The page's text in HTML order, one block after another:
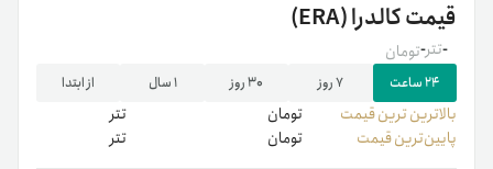
قیمتکالدرا
-تومان -تتر
۲۴ ساعت ۷ روز ۳۰ روز ۱ سال از ابتدا
بالاترین ‌ترین قیمت تومان
تتر
پایین‌ترین قیمت
تومان تتر